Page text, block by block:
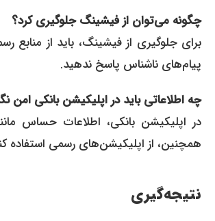
چگونه می‌توان از فیشینگ جلوگیری کرد؟
برای جلوگیری از فیشینگ، باید از
پیام‌های ناشناس پاسخ ندهید.
چه اطلاعاتی باید در اپلیکیشن بانکی امن
در اپلیکیشن بانکی، اطلاعات حساس
همچنین، از اپلیکیشن‌های رسمی استفاده
نتیجه‌گیری